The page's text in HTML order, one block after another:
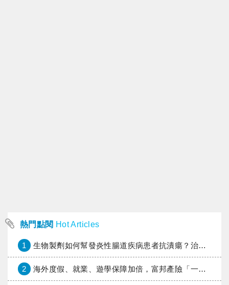
熱門點閱 Hot Articles
1 生物製劑如何幫發炎性腸道疾病患者抗潰瘍？治療進展與健保給付困境一次看
2 海外度假、就業、遊學保障加倍，富邦產險「一期逐夢」專案加碼遠距醫療與緊急救援